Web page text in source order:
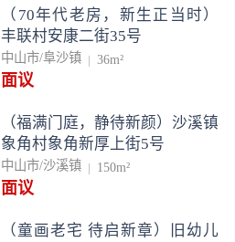
（70年代老房，新生正当时）
丰联村安康二街35号
中山市/阜沙镇 36m²
面议
（福满门庭，静待新颜）沙溪镇
象角村象角新厚上街5号
中山市/沙溪镇 150m²
面议
（童画老宅 待启新章）旧幼儿